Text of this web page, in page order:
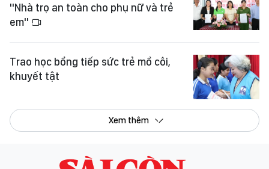
"Nhà trọ an toàn cho phụ nữ và trẻ
em"
Trao học bổng tiếp sức trẻ mồ côi,
khuyết tật
Xem thêm